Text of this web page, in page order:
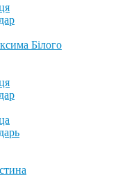
Білого